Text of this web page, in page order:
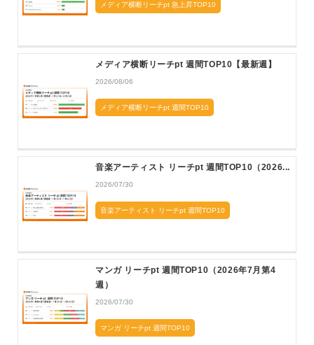
メディア横断リーチpt 急上昇TOP10
メディア横断リーチpt 週間TOP10【最新週】
2026/08/06
メディア横断リーチpt 週間TOP10
音楽アーティスト リーチpt 週間TOP10（2026...
2026/07/30
音楽アーティスト リーチpt 週間TOP10
マンガ リーチpt 週間TOP10（2026年7月第4
週）
2026/07/30
マンガ リーチpt 週間TOP10